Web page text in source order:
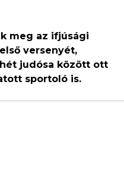
meg az ifjúsági
versenyét,
judósa között ott
sportoló is.